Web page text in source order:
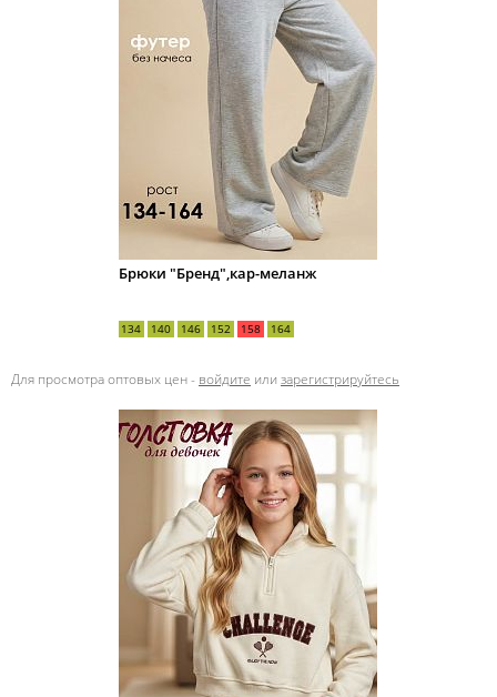
Брюки "Бренд",кар-меланж
134 140 146 152 158 164
Для просмотра оптовых цен - войдите или зарегистрируйтесь